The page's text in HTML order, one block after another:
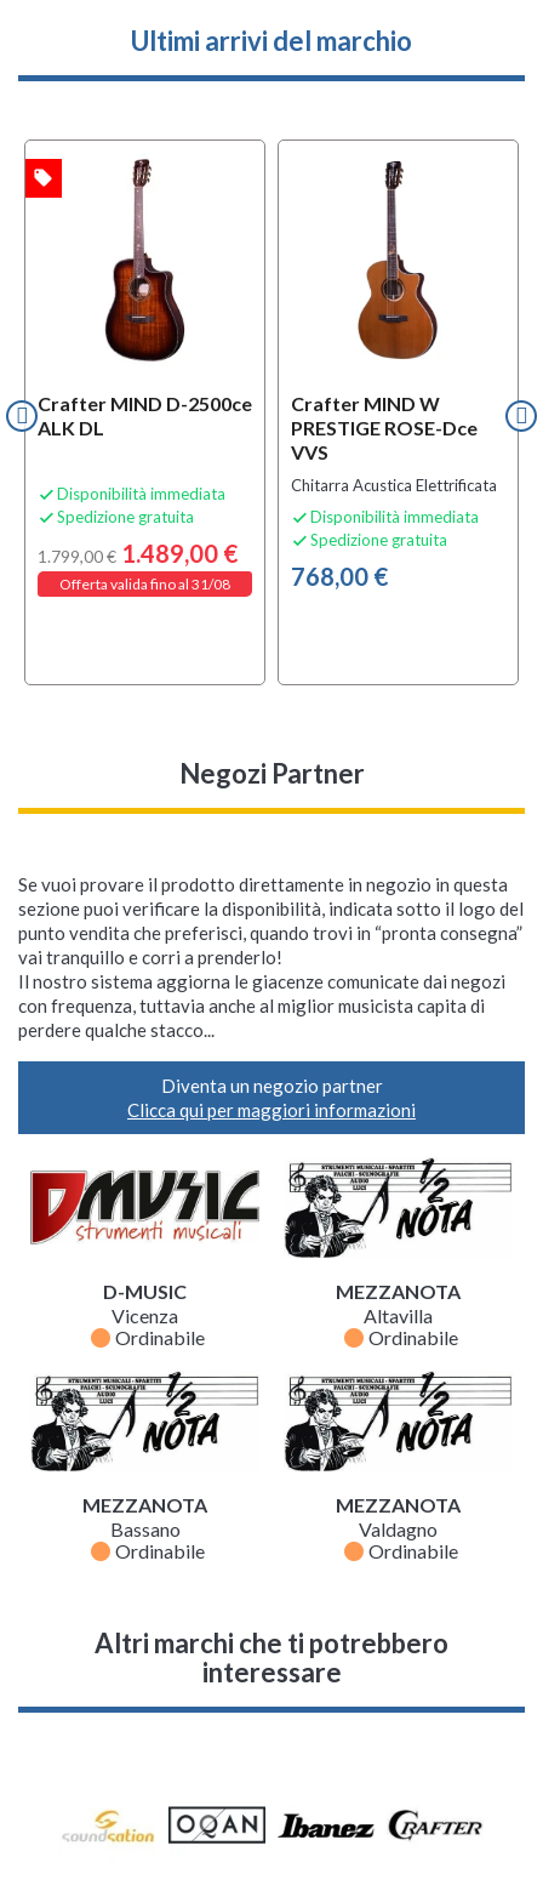
Ultimi arrivi del marchio
Crafter MIND D-2500ce
ALK DL
 Disponibilità immediata
 Spedizione gratuita
1.799,00 € 1.489,00 €
Offerta valida fino al 31/08
local_offer
Crafter MIND W
PRESTIGE ROSE-Dce
VVS
Chitarra Acustica Elettrificata
 Disponibilità immediata
 Spedizione gratuita
768,00 €
Negozi Partner
Se vuoi provare il prodotto direttamente in negozio in questa
sezione puoi verificare la disponibilità, indicata sotto il logo del
punto vendita che preferisci, quando trovi in “pronta consegna”
vai tranquillo e corri a prenderlo!
Il nostro sistema aggiorna le giacenze comunicate dai negozi
con frequenza, tuttavia anche al miglior musicista capita di
perdere qualche stacco...
Diventa un negozio partner
Clicca qui per maggiori informazioni
D-MUSIC
Vicenza
fiber_manual_record Ordinabile
MEZZANOTA
Altavilla
fiber_manual_record Ordinabile
MEZZANOTA
Bassano
fiber_manual_record Ordinabile
MEZZANOTA
Valdagno
fiber_manual_record Ordinabile
Altri marchi che ti potrebbero
interessare